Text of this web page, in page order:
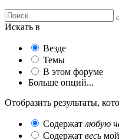
Искать в
Везде
Темы
В этом форуме
Больше опций...
Отобразить результаты,
Содержат любую
Содержат весь